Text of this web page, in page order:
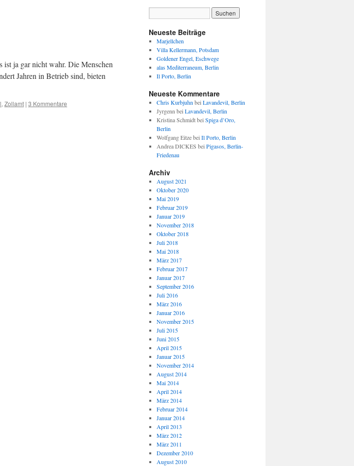
ist ja gar nicht wahr. Die Menschen
Jahren in Betrieb sind, bieten
, Zollamt | 3 Kommentare
Neueste Beiträge
Marjellchen
Villa Kellermann, Potsdam
Goldener Engel, Eschwege
alas Mediterraneum, Berlin
Il Porto, Berlin
Neueste Kommentare
Chris Kurbjuhn bei Lavandevil, Berlin
Jyrgenn bei Lavandevil, Berlin
Kristina Schmidtbei Spiga d’Oro,
Berlin
Wolfgang Eitzebei Il Porto, Berlin
Andrea DICKES bei Pigasos, Berlin-
Friedenau
Archiv
August 2021
Oktober 2020
Mai 2019
Februar 2019
Januar 2019
November 2018
Oktober 2018
Juli 2018
Mai 2018
März 2017
Februar 2017
Januar 2017
September 2016
Juli 2016
März 2016
Januar 2016
November 2015
Juli 2015
Juni 2015
April 2015
Januar 2015
November 2014
August 2014
Mai 2014
April 2014
März 2014
Februar 2014
Januar 2014
April 2013
März 2012
März 2011
Dezember 2010
August 2010